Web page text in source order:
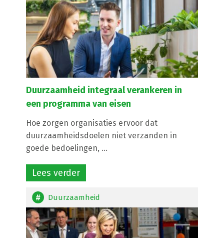
Duurzaamheid integraal verankeren in
een programma van eisen
Hoe zorgen organisaties ervoor dat
duurzaamheidsdoelen niet verzanden in
goede bedoelingen, ...
Lees verder
Duurzaamheid